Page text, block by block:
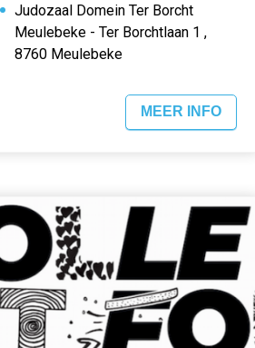
Judozaal Domein Ter Borcht
Meulebeke - Ter Borchtlaan 1 ,
8760 Meulebeke
MEER INFO